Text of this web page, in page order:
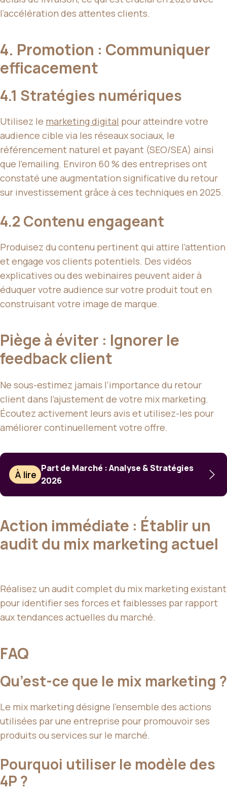
l’accélération des attentes clients.
4. Promotion : Communiquer
efficacement
4.1 Stratégies numériques
Utilisez le marketing digital pour atteindre votre
audience cible via les réseaux sociaux, le
référencement naturel et payant (SEO/SEA) ainsi
que l’emailing. Environ 60 % des entreprises ont
constaté une augmentation significative du retour
sur investissement grâce à ces techniques en 2025.
4.2 Contenu engageant
Produisez du contenu pertinent qui attire l’attention
et engage vos clients potentiels. Des vidéos
explicatives ou des webinaires peuvent aider à
éduquer votre audience sur votre produit tout en
construisant votre image de marque.
Piège à éviter : Ignorer le
feedback client
Ne sous-estimez jamais l’importance du retour
client dans l’ajustement de votre mix marketing.
Écoutez activement leurs avis et utilisez-les pour
améliorer continuellement votre offre.
À lire
Part de Marché : Analyse & Stratégies
2026
Action immédiate : Établir un
audit du mix marketing actuel
Réalisez un audit complet du mix marketing existant
pour identifier ses forces et faiblesses par rapport
aux tendances actuelles du marché.
FAQ
Qu’est-ce que le mix marketing ?
Le mix marketing désigne l’ensemble des actions
utilisées par une entreprise pour promouvoir ses
produits ou services sur le marché.
Pourquoi utiliser le modèle des
4P ?